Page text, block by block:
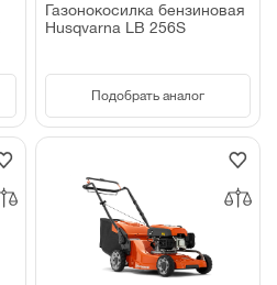
Газонокосилка бензиновая
Husqvarna LB 256S
Подобрать аналог